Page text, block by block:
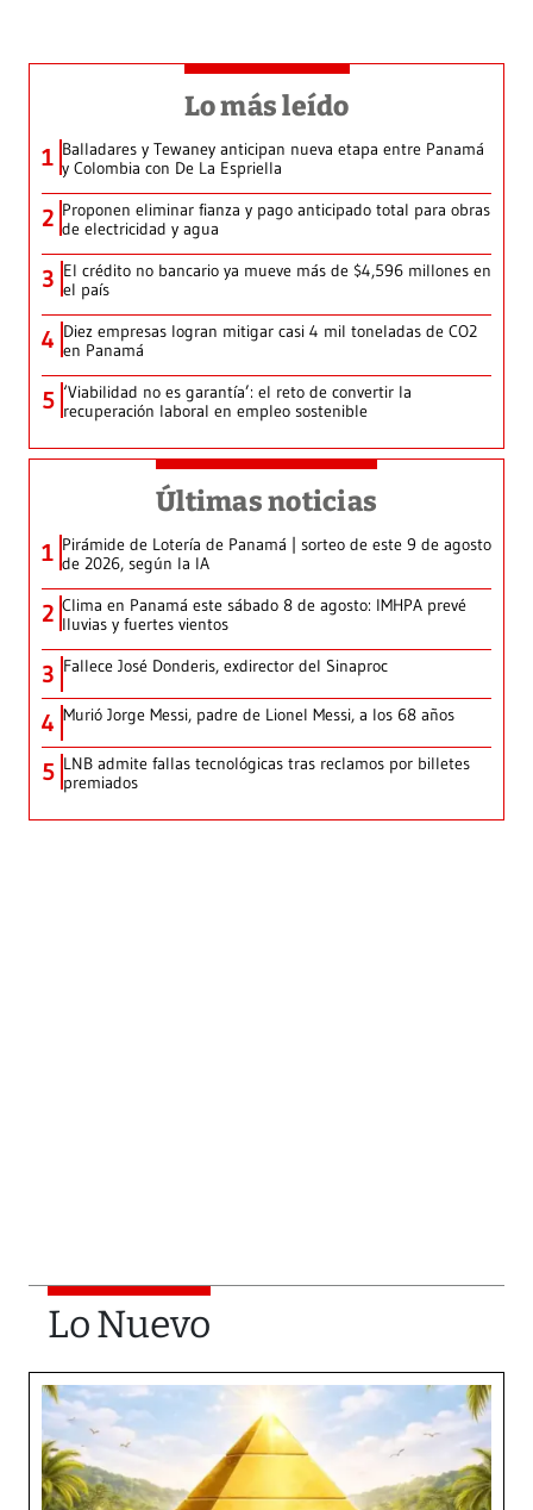
Lo más leído
1 Balladares y Tewaney anticipan nueva etapa entre Panamá
y Colombia con De La Espriella
2 Proponen eliminar fianza y pago anticipado total para obras
de electricidad y agua
3 El crédito no bancario ya mueve más de $4,596 millones en
el país
4 Diez empresas logran mitigar casi 4 mil toneladas de CO2
en Panamá
5 ‘Viabilidad no es garantía’: el reto de convertir la
recuperación laboral en empleo sostenible
Últimas noticias
1 Pirámide de Lotería de Panamá | sorteo de este 9 de agosto
de 2026, según la IA
2 Clima en Panamá este sábado 8 de agosto: IMHPA prevé
lluvias y fuertes vientos
3 Fallece José Donderis, exdirector del Sinaproc
4 Murió Jorge Messi, padre de Lionel Messi, a los 68 años
5 LNB admite fallas tecnológicas tras reclamos por billetes
premiados
Lo Nuevo